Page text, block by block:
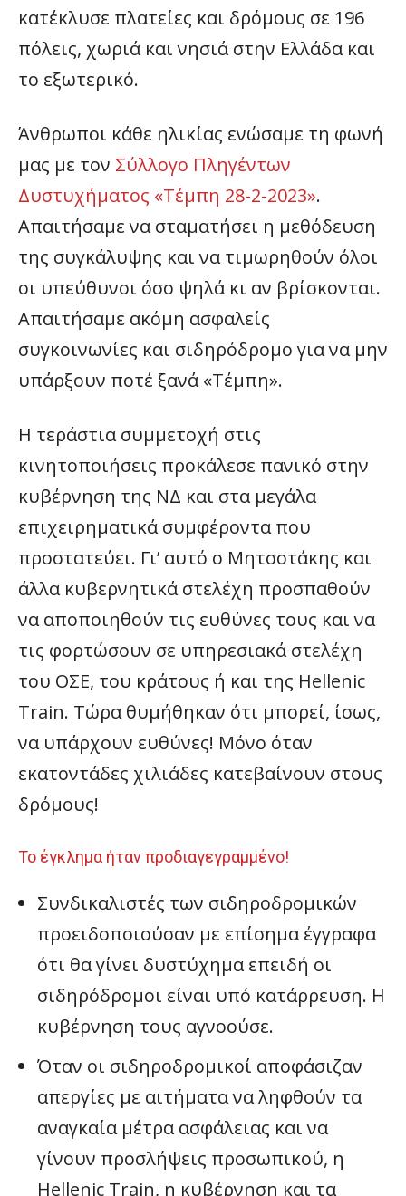
κατέκλυσε πλατείες και δρόμους σε 196
πόλεις, χωριά και νησιά στην Ελλάδα και
το εξωτερικό.
Άνθρωποι κάθε ηλικίας ενώσαμε τη φωνή
μας με τον Σύλλογο Πληγέντων
Δυστυχήματος «Τέμπη 28-2-2023».
Απαιτήσαμε να σταματήσει η μεθόδευση
της συγκάλυψης και να τιμωρηθούν όλοι
οι υπεύθυνοι όσο ψηλά κι αν βρίσκονται.
Απαιτήσαμε ακόμη ασφαλείς
συγκοινωνίες και σιδηρόδρομο για να μην
υπάρξουν ποτέ ξανά «Τέμπη».
Η τεράστια συμμετοχή στις
κινητοποιήσεις προκάλεσε πανικό στην
κυβέρνηση της ΝΔ και στα μεγάλα
επιχειρηματικά συμφέροντα που
προστατεύει. Γι’ αυτό ο Μητσοτάκης και
άλλα κυβερνητικά στελέχη προσπαθούν
να αποποιηθούν τις ευθύνες τους και να
τις φορτώσουν σε υπηρεσιακά στελέχη
του ΟΣΕ, του κράτους ή και της Hellenic
Train. Τώρα θυμήθηκαν ότι μπορεί, ίσως,
να υπάρχουν ευθύνες! Μόνο όταν
εκατοντάδες χιλιάδες κατεβαίνουν στους
δρόμους!
Το έγκλημα ήταν προδιαγεγραμμένο!
Συνδικαλιστές των σιδηροδρομικών
προειδοποιούσαν με επίσημα έγγραφα
ότι θα γίνει δυστύχημα επειδή οι
σιδηρόδρομοι είναι υπό κατάρρευση. Η
κυβέρνηση τους αγνοούσε.
Όταν οι σιδηροδρομικοί αποφάσιζαν
απεργίες με αιτήματα να ληφθούν τα
αναγκαία μέτρα ασφάλειας και να
γίνουν προσλήψεις προσωπικού, η
Hellenic Train, η κυβέρνηση και τα